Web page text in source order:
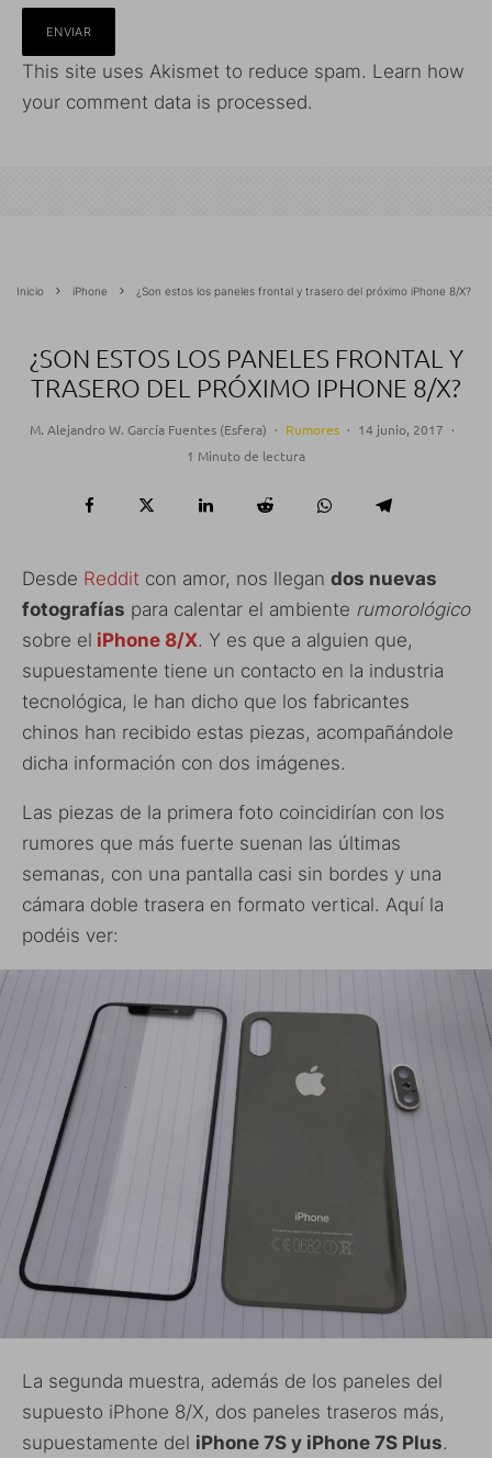
This site uses Akismet to reduce spam. Learn how
your comment data is processed.
Inicio iPhone ¿Son estos los paneles frontal y trasero del próximo iPhone 8/X?
¿SON ESTOS LOS PANELES FRONTAL Y
TRASERO DEL PRÓXIMO IPHONE 8/X?
M. Alejandro W. García Fuentes (Esfera) · Rumores · 14 junio, 2017 ·
1 Minuto de lectura
Desde Reddit con amor, nos llegan dos nuevas
fotografías para calentar el ambiente rumorológico
sobre el iPhone 8/X. Y es que a alguien que,
supuestamente tiene un contacto en la industria
tecnológica, le han dicho que los fabricantes
chinos han recibido estas piezas, acompañándole
dicha información con dos imágenes.
Las piezas de la primera foto coincidirían con los
rumores que más fuerte suenan las últimas
semanas, con una pantalla casi sin bordes y una
cámara doble trasera en formato vertical. Aquí la
podéis ver:
La segunda muestra, además de los paneles del
supuesto iPhone 8/X, dos paneles traseros más,
supuestamente del iPhone 7S y iPhone 7S Plus.